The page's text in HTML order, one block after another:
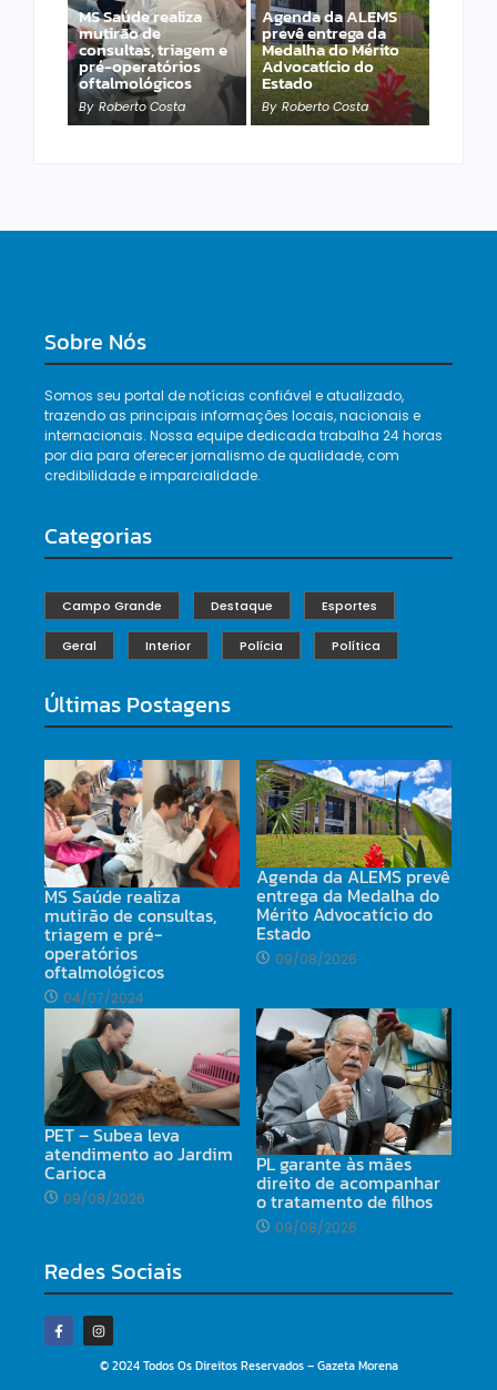
MS Saúde realiza
mutirão de
consultas, triagem e
pré-operatórios
oftalmológicos
By Roberto Costa
Agenda da ALEMS
prevê entrega da
Medalha do Mérito
Advocatício do
Estado
By Roberto Costa
PET – Subea leva
atendimento ao
Jardim Carioca
By Roberto Costa
Sobre Nós
Somos seu portal de notícias confiável e atualizado,
trazendo as principais informações locais, nacionais e
internacionais. Nossa equipe dedicada trabalha 24 horas
por dia para oferecer jornalismo de qualidade, com
credibilidade e imparcialidade.
Categorias
Campo Grande Destaque Esportes
Geral Interior Polícia Política
Últimas Postagens
MS Saúde realiza
mutirão de consultas,
triagem e pré-
operatórios
oftalmológicos
04/07/2024
Agenda da ALEMS prevê
entrega da Medalha do
Mérito Advocatício do
Estado
09/08/2026
PET – Subea leva
atendimento ao Jardim
Carioca
09/08/2026
PL garante às mães
direito de acompanhar
o tratamento de filhos
09/08/2026
Redes Sociais
© 2024 Todos Os Direitos Reservados – Gazeta Morena